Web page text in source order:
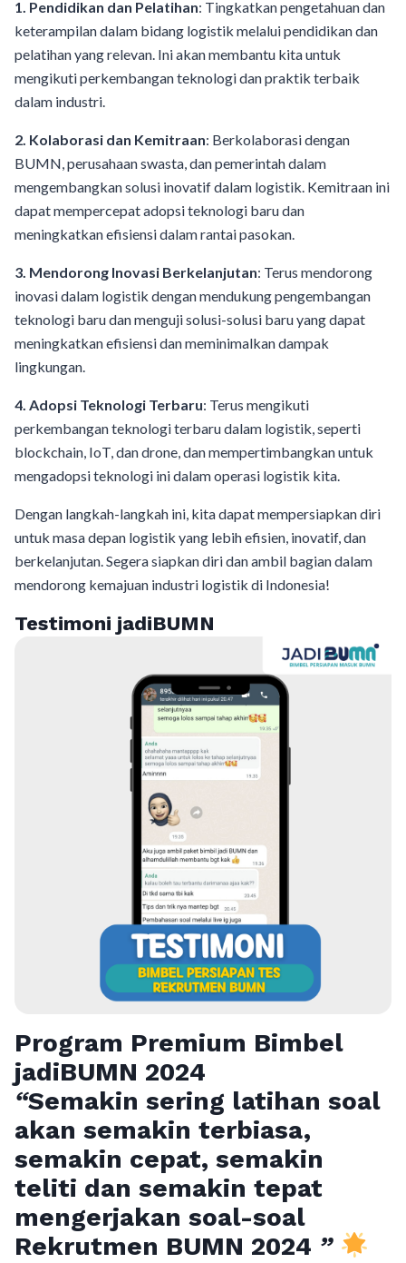
1. Pendidikan dan Pelatihan: Tingkatkan pengetahuan dan
keterampilan dalam bidang logistik melalui pendidikan dan
pelatihan yang relevan. Ini akan membantu kita untuk
mengikuti perkembangan teknologi dan praktik terbaik
dalam industri.
2. Kolaborasi dan Kemitraan: Berkolaborasi dengan
BUMN, perusahaan swasta, dan pemerintah dalam
mengembangkan solusi inovatif dalam logistik. Kemitraan ini
dapat mempercepat adopsi teknologi baru dan
meningkatkan efisiensi dalam rantai pasokan.
3. Mendorong Inovasi Berkelanjutan: Terus mendorong
inovasi dalam logistik dengan mendukung pengembangan
teknologi baru dan menguji solusi-solusi baru yang dapat
meningkatkan efisiensi dan meminimalkan dampak
lingkungan.
4. Adopsi Teknologi Terbaru: Terus mengikuti
perkembangan teknologi terbaru dalam logistik, seperti
blockchain, IoT, dan drone, dan mempertimbangkan untuk
mengadopsi teknologi ini dalam operasi logistik kita.
Dengan langkah-langkah ini, kita dapat mempersiapkan diri
untuk masa depan logistik yang lebih efisien, inovatif, dan
berkelanjutan. Segera siapkan diri dan ambil bagian dalam
mendorong kemajuan industri logistik di Indonesia!
Testimoni jadiBUMN
Program Premium Bimbel
jadiBUMN 2024
“Semakin sering latihan soal
akan semakin terbiasa,
semakin cepat, semakin
teliti dan semakin tepat
mengerjakan soal-soal
Rekrutmen BUMN 2024 ”